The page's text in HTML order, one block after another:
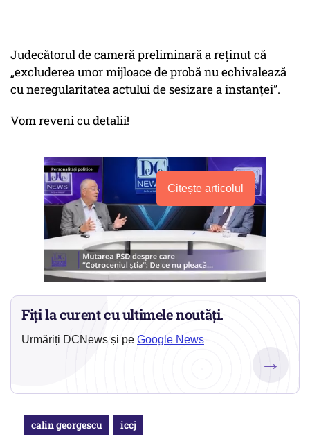
Judecătorul de cameră preliminară a reținut că
„excluderea unor mijloace de probă nu echivalează
cu neregularitatea actului de sesizare a instanței”.
Vom reveni cu detalii!
Citește articolul
Fiți la curent cu ultimele noutăți.
Urmăriți DCNews și pe Google News
→
calin georgescu iccj